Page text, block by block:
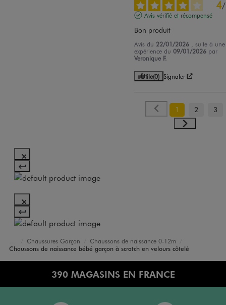
4/
Avis vérifié et récompensé
Bon produit
Avis du 22/01/2026 , suite à une
expérience du09/01/2026 par
Veronique F.
Utile(0) Signaler
1 2 3
Accueil
Bébé
Chaussures Garçon
Chaussons de naissance 0-12m
Chaussons de naissance bébé garçon à scratch en velours côtelé
390 MAGASINS EN FRANCE